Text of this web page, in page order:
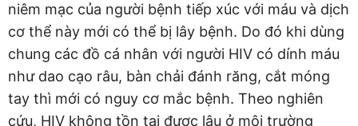
niêm mạc của người bệnh tiếp xúc với máu và dịch
cơ thể này mới có thể bị lây bệnh. Do đó khi dùng
chung các đồ cá nhân với người HIV có dính máu
như dao cạo râu, bàn chải đánh răng, cắt móng
tay thì mới có nguy cơ mắc bệnh. Theo nghiên
cứu, HIV không tồn tại được lâu ở môi trường